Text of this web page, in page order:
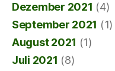
Dezember 2021 (4)
September 2021 (1)
August 2021 (1)
Juli 2021 (8)